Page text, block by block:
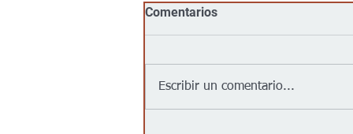
Comentarios
Escribir un comentario...